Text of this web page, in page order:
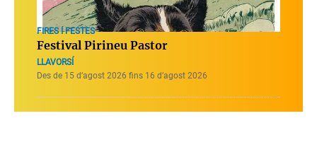
FIRES I FESTES
Festival Pirineu Pastor
LLAVORSÍ
Des de 15 d’agost 2026 fins 16 d’agost 2026